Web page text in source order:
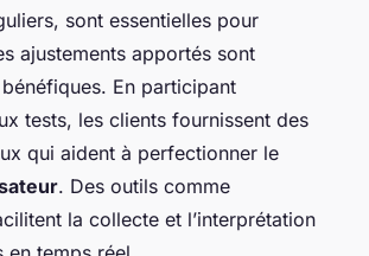
sont essentielles pour
ajustements apportés sont
En participant
tests, les clients fournissent des
qui aident à perfectionner le
. Des outils comme
la collecte et l’interprétation